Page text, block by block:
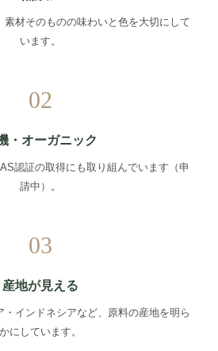
素材そのものの味わいと色を大切にして
います。
02
・オーガニック
認証の取得にも取り組んでいます（申
請中）。
03
産地が見える
・インドネシアなど、原料の産地を明ら
かにしています。